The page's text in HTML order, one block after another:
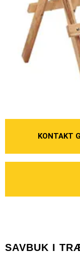
KONTAKT
SAVBUK I